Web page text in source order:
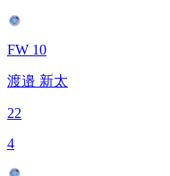
FW 10
渡邉 新太
22
4